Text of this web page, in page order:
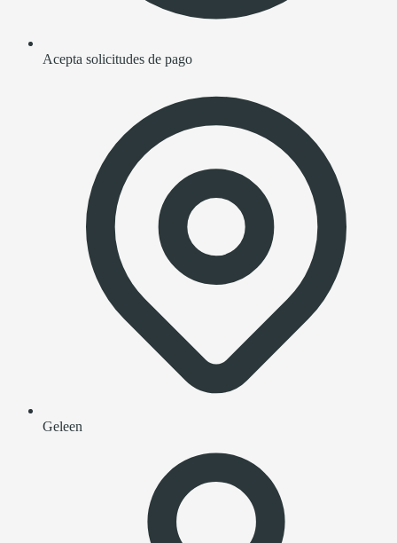
Acepta solicitudes de pago
Geleen